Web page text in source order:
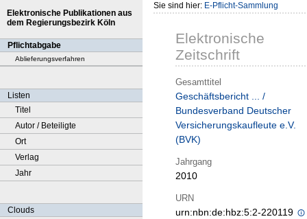
Elektronische Publikationen aus
dem Regierungsbezirk Köln
Pflichtabgabe
Ablieferungsverfahren
Listen
Titel
Autor / Beteiligte
Ort
Verlag
Jahr
Clouds
Sie sind hier: E-Pflicht-Sammlung
Elektronische
Zeitschrift
Gesamttitel
Geschäftsbericht ... /
Bundesverband Deutscher
Versicherungskaufleute e.V.
(BVK)
Jahrgang
2010
URN
urn:nbn:de:hbz:5:2-220119